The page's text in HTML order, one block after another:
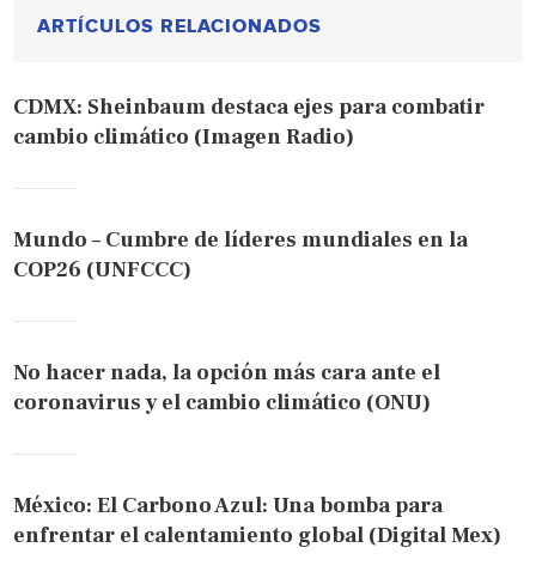
ARTÍCULOS RELACIONADOS
CDMX: Sheinbaum destaca ejes para combatir
cambio climático (Imagen Radio)
Mundo – Cumbre de líderes mundiales en la
COP26 (UNFCCC)
No hacer nada, la opción más cara ante el
coronavirus y el cambio climático (ONU)
México: El Carbono Azul: Una bomba para
enfrentar el calentamiento global (Digital Mex)